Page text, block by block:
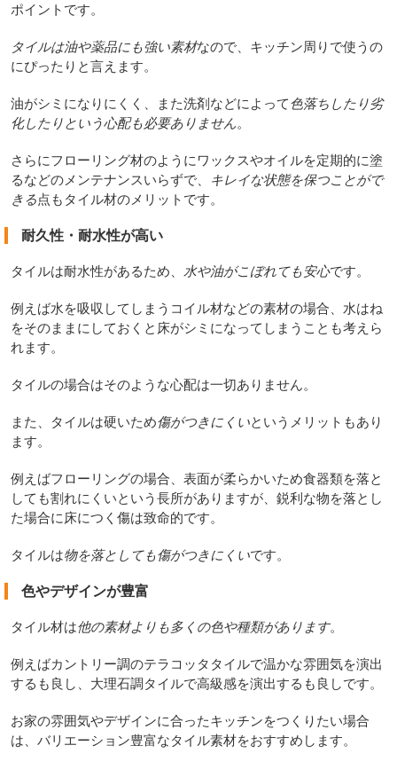
ポイントです。
タイルは油や薬品にも強い素材なので、キッチン周りで使うの
にぴったりと言えます。
油がシミになりにくく、また洗剤などによって色落ちしたり劣
化したりという心配も必要ありません。
さらにフローリング材のようにワックスやオイルを定期的に塗
るなどのメンテナンスいらずで、
キレイな状態を保つことがで
きる点もタイル材のメリットです。
耐久性・耐水性が高い
タイルは耐水性があるため、 水や油がこぼれても安心です。
例えば水を吸収してしまうコイル材などの素材の場合、水はね
をそのままにしておくと床がシミになってしまうことも考えら
れます。
タイルの場合はそのような心配は一切ありません。
また、タイルは硬いため傷がつきにくいというメリットもあり
ます。
例えばフローリングの場合、表面が柔らかいため食器類を落と
しても割れにくいという長所がありますが、鋭利な物を落とし
た場合に床につく傷は致命的です。
タイルは物を落としても傷がつきにくいです。
色やデザインが豊富
タイル材は他の素材よりも多くの色や種類があります。
例えばカントリー調のテラコッタタイルで温かな雰囲気を演出
するも良し、大理石調タイルで高級感を演出するも良しです。
お家の雰囲気やデザインに合ったキッチンをつくりたい場合
は、バリエーション豊富なタイル素材をおすすめします。